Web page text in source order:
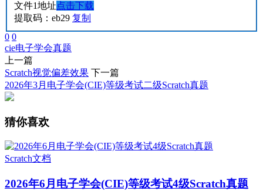
文件1地址点击下载
提取码：eb29 复制
0 0
cie电子学会真题
上一篇
Scratch视觉偏差效果 下一篇
2026年3月电子学会(CIE)等级考试二级Scratch真题
猜你喜欢
Scratch文档
2026年6月电子学会(CIE)等级考试4级Scratch真题